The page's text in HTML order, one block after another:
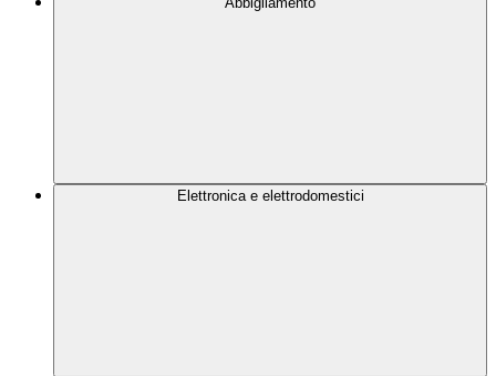
Elettronica e elettrodomestici